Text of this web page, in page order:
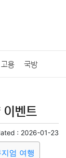
고용 국방
블록체인
인테리어
이벤트
: 2026-01-23
엄 여행